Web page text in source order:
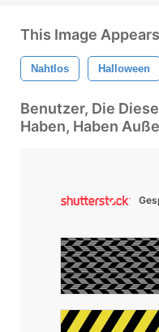
This Image
Nahtlos Halloween
Benutzer, Die
Haben, Haben